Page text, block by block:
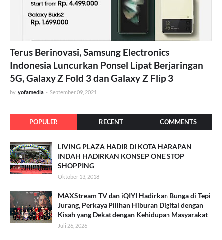
Terus Berinovasi, Samsung Electronics
Indonesia Luncurkan Ponsel Lipat Berjaringan
5G, Galaxy Z Fold 3 dan Galaxy Z Flip 3
by yofamedia - September 09, 2021
POPULER RECENT COMMENTS
LIVING PLAZA HADIR DI KOTA HARAPAN
INDAH HADIRKAN KONSEP ONE STOP
SHOPPING
Oktober 13, 2018
MAXStream TV dan iQIYI Hadirkan Bunga di Tepi
Jurang, Perkaya Pilihan Hiburan Digital dengan
Kisah yang Dekat dengan Kehidupan Masyarakat
Juli 26, 2026